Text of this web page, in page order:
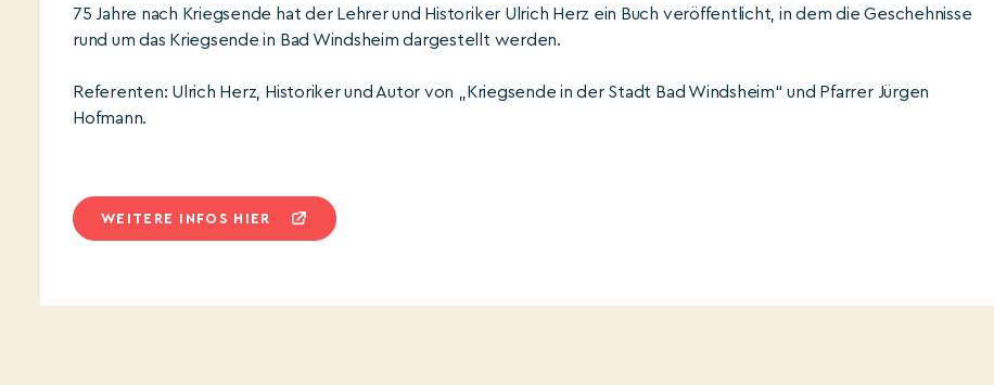
75 Jahre nach Kriegsende hat der Lehrer und Historiker Ulrich Herz ein Buch veröffentlicht, in dem die Geschehnisse
rund um das Kriegsende in Bad Windsheim dargestellt werden.
Referenten: Ulrich Herz, Historiker und Autor von „Kriegsende in der Stadt Bad Windsheim“ und Pfarrer Jürgen
Hofmann.
WEITERE INFOS HIER